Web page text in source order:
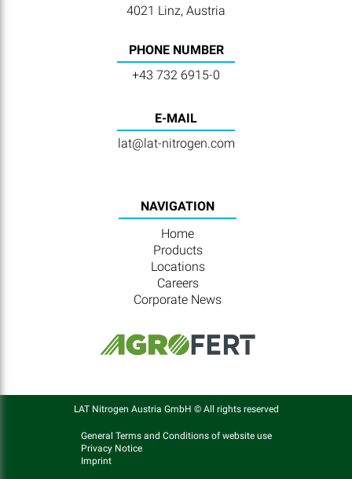
4021 Linz, Austria
PHONE NUMBER
+43 732 6915-0
E-MAIL
lat@lat-nitrogen.com
NAVIGATION
Home
Products
Locations
Careers
Corporate News
LAT Nitrogen Austria GmbH © All rights reserved
General Terms and Conditions of website use
Privacy Notice
Imprint